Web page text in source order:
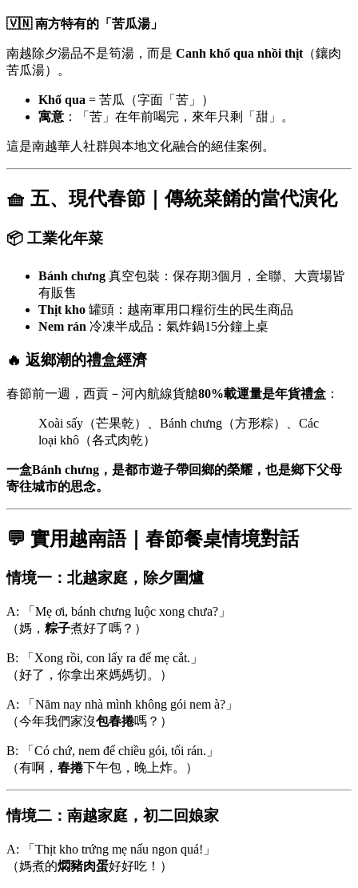
🇻🇳 南方特有的「苦瓜湯」
南越除夕湯品不是筍湯，而是 Canh khổ qua nhồi thịt （鑲肉
苦瓜湯）。
Khổ qua = 苦瓜（字面「苦」）
寓意 ：「苦」在年前喝完，來年只剩「甜」。
這是南越華人社群與本地文化融合的絕佳案例。
🧺 五、現代春節｜傳統菜餚的當代演化
📦 工業化年菜
Bánh chưng 真空包裝：保存期3個月，全聯、大賣場皆
有販售
Thịt kho 罐頭：越南軍用口糧衍生的民生商品
Nem rán 冷凍半成品：氣炸鍋15分鐘上桌
🔥 返鄉潮的禮盒經濟
春節前一週，西貢－河內航線貨艙80%載運量是年貨禮盒 ：
Xoài sấy（芒果乾）、Bánh chưng（方形粽）、Các
loại khô（各式肉乾）
一盒Bánh chưng，是都市遊子帶回鄉的榮耀，也是鄉下父母
寄往城市的思念。
💬 實用越南語｜春節餐桌情境對話
情境一：北越家庭，除夕圍爐
A: 「Mẹ ơi, bánh chưng luộc xong chưa?」
（媽， 粽子煮好了嗎？）
B: 「Xong rồi, con lấy ra để mẹ cắt.」
（好了，你拿出來媽媽切。）
A: 「Năm nay nhà mình không gói nem à?」
（今年我們家沒包春捲嗎？）
B: 「Có chứ, nem để chiều gói, tối rán.」
（有啊， 春捲下午包，晚上炸。）
情境二：南越家庭，初二回娘家
A: 「Thịt kho trứng mẹ nấu ngon quá!」
（媽煮的燜豬肉蛋好好吃！）